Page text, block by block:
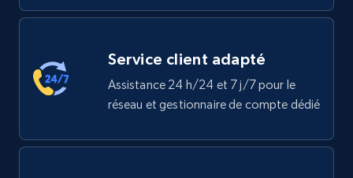
Service client adapté
Assistance 24 h/24 et 7 j/7 pour le
réseau et gestionnaire de compte dédié